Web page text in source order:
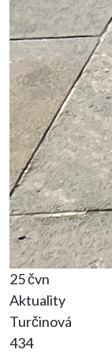
25 čvn
Aktuality
Turčinová
434